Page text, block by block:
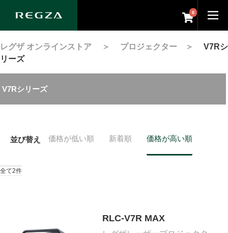
0
レグザ オンラインストア ＞ プロジェクター ＞ V7Rシ
リーズ
V7Rシリーズ
並び替え 価格が低い順 新着順 価格が高い順
全て2件
RLC-V7R MAX